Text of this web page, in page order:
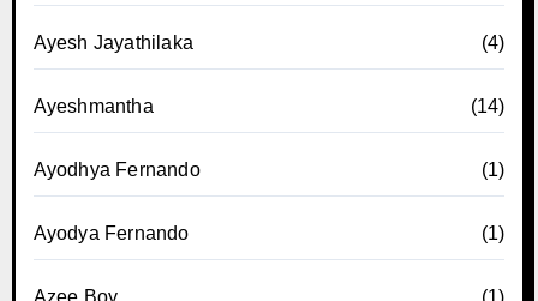
Ayesh Jayathilaka (4)
Ayeshmantha (14)
Ayodhya Fernando (1)
Ayodya Fernando (1)